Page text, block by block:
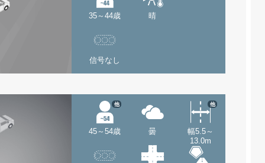
35～44歳 晴
信号なし
45～54歳
他
曇
幅5.5～
13.0m
他